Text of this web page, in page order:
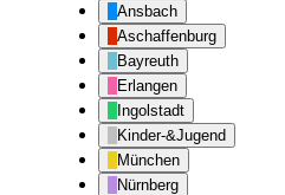
Ansbach
Aschaffenburg
Bayreuth
Erlangen
Ingolstadt
Kinder-&Jugend
München
Nürnberg